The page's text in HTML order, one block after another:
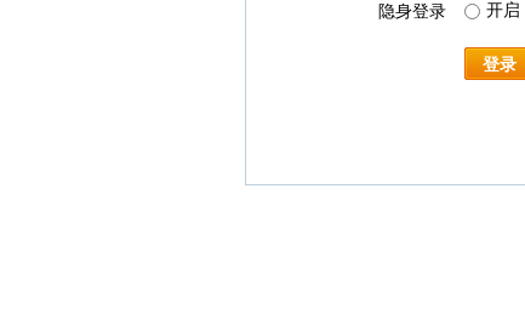
隐身登录 开启
登录